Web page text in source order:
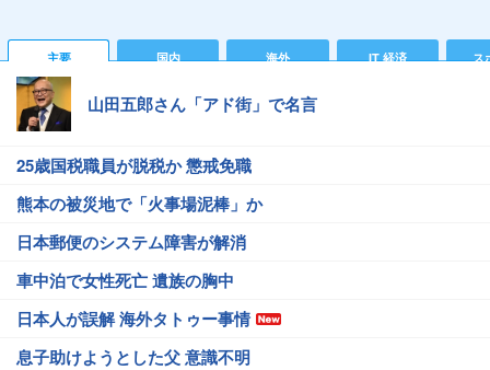
主要 国内 海外 IT 経済 ス
山田五郎さん「アド街」で名言
25歳国税職員が脱税か 懲戒免職
熊本の被災地で「火事場泥棒」か
日本郵便のシステム障害が解消
車中泊で女性死亡 遺族の胸中
日本人が誤解 海外タトゥー事情
息子助けようとした父 意識不明